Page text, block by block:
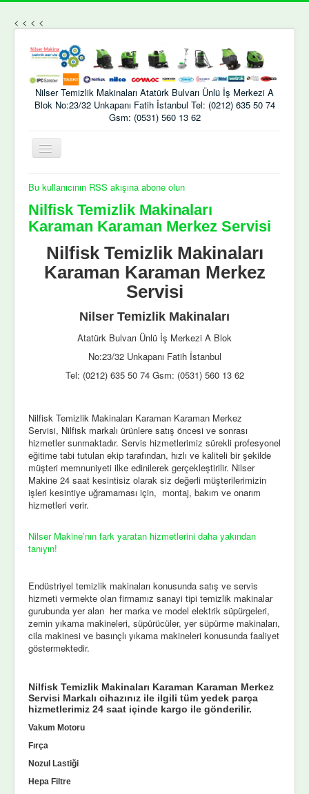
< < < <
Nilser Temizlik Makinaları Atatürk Bulvarı Ünlü İş Merkezi A
Blok No:23/32 Unkapanı Fatih İstanbul Tel: (0212) 635 50 74
Gsm: (0531) 560 13 62
Gezinme
Bu kullanıcının RSS akışına abone olun
Nilfisk Temizlik Makinaları
Karaman Karaman Merkez Servisi
Nilfisk Temizlik Makinaları
Karaman Karaman Merkez
Servisi
Nilser Temizlik Makinaları
Atatürk Bulvarı Ünlü İş Merkezi A Blok
No:23/32 Unkapanı Fatih İstanbul
Tel: (0212) 635 50 74 Gsm: (0531) 560 13 62
Nilfisk Temizlik Makinaları Karaman Karaman Merkez
Servisi, Nilfisk markalı ürünlere satış öncesi ve sonrası
hizmetler sunmaktadır. Servis hizmetlerimiz sürekli profesyonel
eğitime tabi tutulan ekip tarafından, hızlı ve kaliteli bir şekilde
müşteri memnuniyeti ilke edinilerek gerçekleştirilir. Nilser
Makine 24 saat kesintisiz olarak siz değerli müşterilerimizin
işleri kesintiye uğramaması için, montaj, bakım ve onarım
hizmetleri verir.
Nilser Makine’nın fark yaratan hizmetlerini daha yakından
tanıyın!
Endüstriyel temizlik makinaları konusunda satış ve servis
hizmeti vermekte olan firmamız sanayi tipi temizlik makinalar
gurubunda yer alan her marka ve model elektrik süpürgeleri,
zemin yıkama makineleri, süpürücüler, yer süpürme makinaları,
cila makinesi ve basınçlı yıkama makineleri konusunda faaliyet
göstermektedir.
Nilfisk Temizlik Makinaları Karaman Karaman Merkez
Servisi Markalı cihazınız ile ilgili tüm yedek parça
hizmetlerimiz 24 saat içinde kargo ile gönderilir.
Vakum Motoru
Fırça
Nozul Lastiği
Hepa Filtre